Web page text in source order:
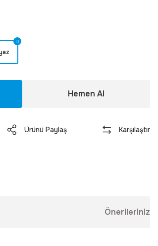
Hemen Al
Ürünü Paylaş Karşılaştır
Önerileriniz